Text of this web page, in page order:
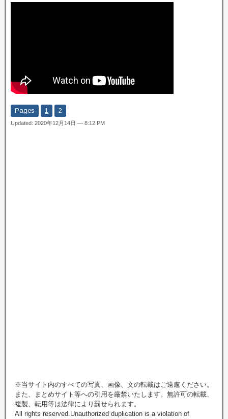
Pages 1 2
Updated: 2020年12月14日 — 8:12 PM
※当サイト内のすべての写真、画像、文の転載はご遠慮ください。
また、まとめサイト等への引用を厳禁いたします。無許可の転載、
複製、転用等は法律により罰せられます。
All rights reserved.Unauthorized duplication is a violation of